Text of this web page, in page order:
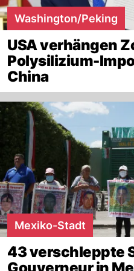
Washington/Peking
USA verhängen
Polysilizium-
China
Mexiko-Stadt
43 verschleppte